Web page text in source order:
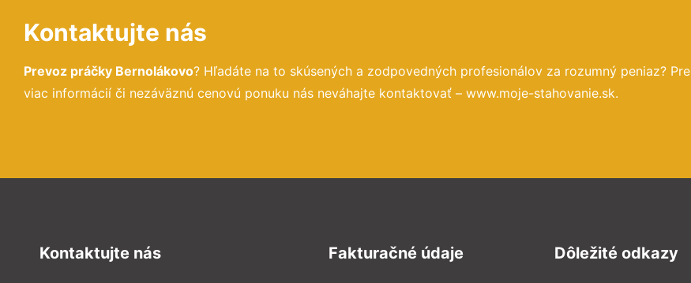
Kontaktujte nás
Prevoz práčky Bernolákovo? Hľadáte na to skúsených a zodpovedných profesionálov za rozumný peniaz? Pre
viac informácií či nezáväznú cenovú ponuku nás neváhajte kontaktovať – www.moje-stahovanie.sk.
Kontaktujte nás Fakturačné údaje Dôležité odkazy